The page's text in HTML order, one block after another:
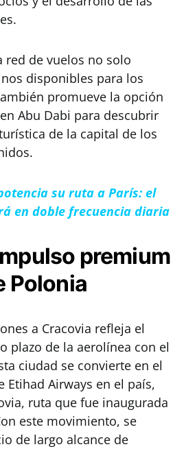
red de vuelos no solo
disponibles para los
promueve la opción
Abu Dabi para descubrir
de la capital de los
su ruta a París: el
en doble frecuencia diaria
premium
Polonia
a Cracovia refleja el
plazo de la aerolínea con el
ciudad se convierte en el
Etihad Airways en el país,
ruta que fue inaugurada
este movimiento, se
de largo alcance de